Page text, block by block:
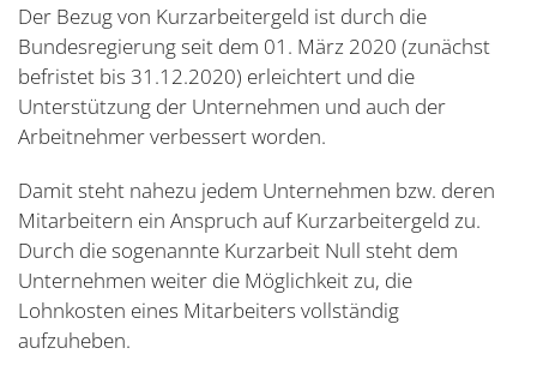
Der Bezug von Kurzarbeitergeld ist durch die
Bundesregierung seit dem 01. März 2020 (zunächst
befristet bis 31.12.2020) erleichtert und die
Unterstützung der Unternehmen und auch der
Arbeitnehmer verbessert worden.
Damit steht nahezu jedem Unternehmen bzw. deren
Mitarbeitern ein Anspruch auf Kurzarbeitergeld zu.
Durch die sogenannte Kurzarbeit Null steht dem
Unternehmen weiter die Möglichkeit zu, die
Lohnkosten eines Mitarbeiters vollständig
aufzuheben.